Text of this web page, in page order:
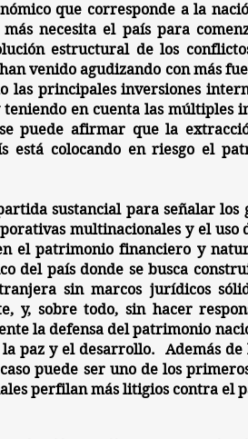
que corresponde a la
necesita el país para
estructural de los
venido agudizando con más
principales inversiones
en cuenta las múltiples
puede afirmar que la
está colocando enriesgo el
sustancial para señalar los
multinacionales y el uso
el patrimonio financiero y
del país donde se busca
sin marcos jurídicos
y, sobre todo, sin hacer
la defensa del patrimonio
paz y el desarrollo. Además de
puede ser uno de los
perfilan más litigios contra el